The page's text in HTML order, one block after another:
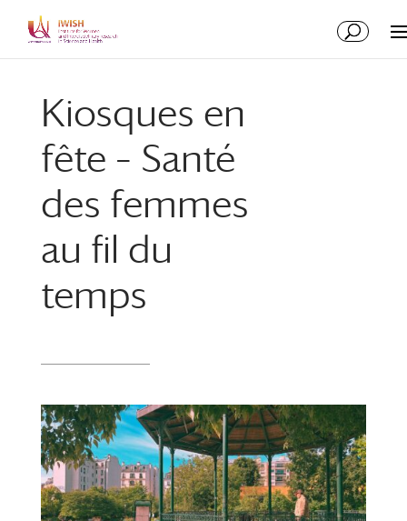
Kiosques en
fête – Santé
des femmes
au fil du
temps